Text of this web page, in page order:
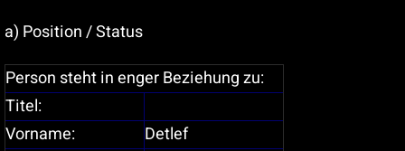
a) Position / Status
Person steht in enger Beziehung zu:
Titel:
Vorname:
Detlef